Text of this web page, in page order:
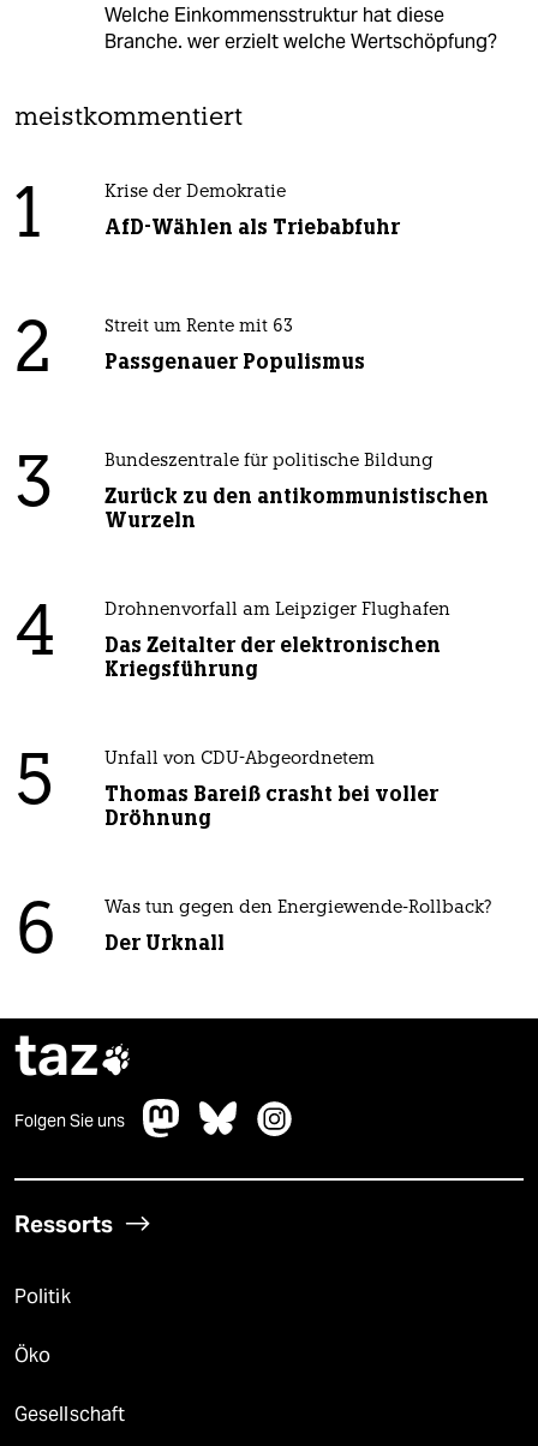
Welche Einkommensstruktur hat diese
Branche. wer erzielt welche Wertschöpfung?
meistkommentiert
1 Krise der Demokratie
AfD-Wählen als Triebabfuhr
2 Streit um Rente mit 63
Passgenauer Populismus
3 Bundeszentrale für politische Bildung
Zurück zu den antikommunistischen
Wurzeln
4 Drohnenvorfall am Leipziger Flughafen
Das Zeitalter der elektronischen
Kriegsführung
5 Unfall von CDU-Abgeordnetem
Thomas Bareiß crasht bei voller
Dröhnung
6 Was tun gegen den Energiewende-Rollback?
Der Urknall
taz
Folgen Sie uns
Ressorts
Politik
Öko
Gesellschaft